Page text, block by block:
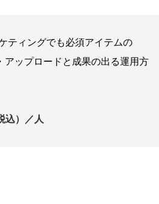
ティングでも必須アイテムの
アップロードと成果の出る運用方
込）／人